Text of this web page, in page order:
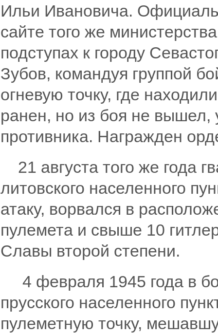
Ильи Ивановича.
сайте того же
подступах к городу
Зубов, командуя группой
огневую точку, где
ранен, но из боя не вышел,
противника. Награжден
21 августа того же года
литовского населенного
атаку, ворвался в
пулемета и свыше 10
Славы второй степени.
4 февраля 1945 года в
прусского населенного
пулеметную точку,